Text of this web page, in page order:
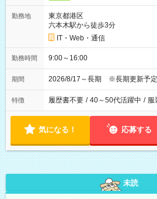
勤務地
東京都港区
六本木駅から徒歩3分
IT・Web・通信
勤務時間 9:00～16:00
期間 2026/8/17～長期 ※長期更新予
特徴 履歴書不要 / 40～50代活躍中 / 服
気になる！ 応募する
未読